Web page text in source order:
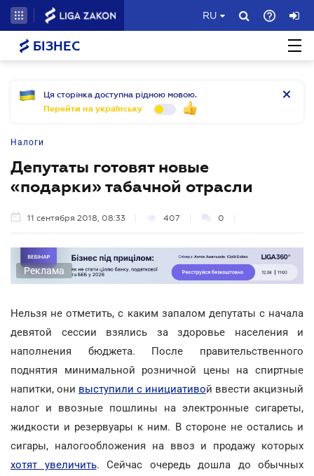
RU
БІЗНЕС
Ця сторінка доступна рідною мовою.
Перейти на українську
Налоги
Депутаты готовят новые
«подарки» табачной отрасли
11 сентября 2018, 08:33 407 0
Реклама
Нельзя не отметить, с каким запалом депутаты с начала
девятой сессии взялись за здоровье населения и
наполнения бюджета. После правительственного
поднятия минимальной розничной цены на спиртные
напитки, они выступили с инициативой ввести акцизный
налог и ввозные пошлины на электронные сигареты,
жидкости и резервуары к ним. В стороне не остались и
сигары, налогообложения на ввоз и продажу которых
хотят увеличить. Сейчас очередь дошла до обычных